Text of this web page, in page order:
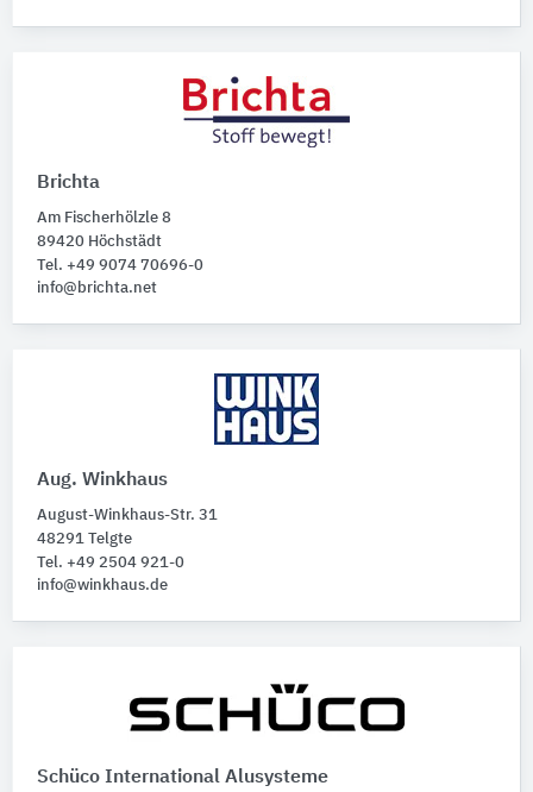
Brichta
Am Fischerhölzle 8
89420 Höchstädt
Tel. +49 9074 70696-0
info@brichta.net
Aug. Winkhaus
August-Winkhaus-Str. 31
48291 Telgte
Tel. +49 2504 921-0
info@winkhaus.de
Schüco International Alusysteme